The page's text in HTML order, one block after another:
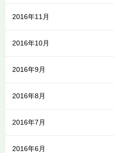
2016年11月
2016年10月
2016年9月
2016年8月
2016年7月
2016年6月